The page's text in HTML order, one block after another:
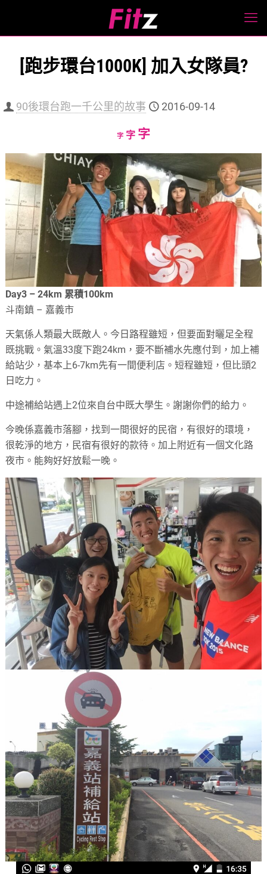
[跑步環台1000K] 加入女隊員?
90後環台跑一千公里的故事 2016-09-14
字Decrease
size.
字Reset
size.
字Increase
size.
Day3 – 24km 累積100km
斗南鎮 – 嘉義市
天氣係人類最大既敵人。今日路程雖短，但要面對曬足全程
既挑戰。氣溫33度下跑24km，要不斷補水先應付到，加上補
給站少，基本上6-7km先有一間便利店。短程雖短，但比頭2
日吃力。
中途補給站遇上2位來自台中既大學生。謝謝你們的給力。
今晚係嘉義市落腳，找到一間很好的民宿，有很好的環境，
很乾淨的地方，民宿有很好的款待。加上附近有一個文化路
夜市。能夠好好放鬆一晚。